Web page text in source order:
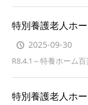
特別養護老人ホ
2025-09-30
R8.4.1～特養ホーム
特別養護老人ホ